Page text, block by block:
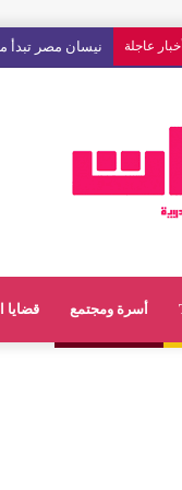
أخبار عاجلة نيسان مصر تبدأ
أسرة ومجتمع قضايا